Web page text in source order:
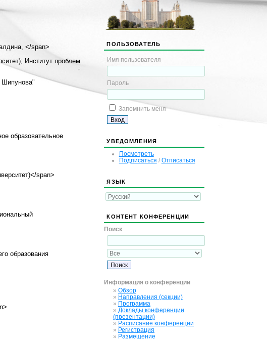
ПОЛЬЗОВАТЕЛЬ
Имя пользователя
Пароль
Запомнить меня
УВЕДОМЛЕНИЯ
Посмотреть
Подписаться / Отписаться
ЯЗЫК
КОНТЕНТ КОНФЕРЕНЦИИ
Поиск
Информация о конференции
» Обзор
» Направления (секции)
» Программа
» Доклады конференции
(презентации)
» Расписание конференции
» Регистрация
» Размещение
</span>
Институт проблем
Шипунова"
образовательное
span>
образования